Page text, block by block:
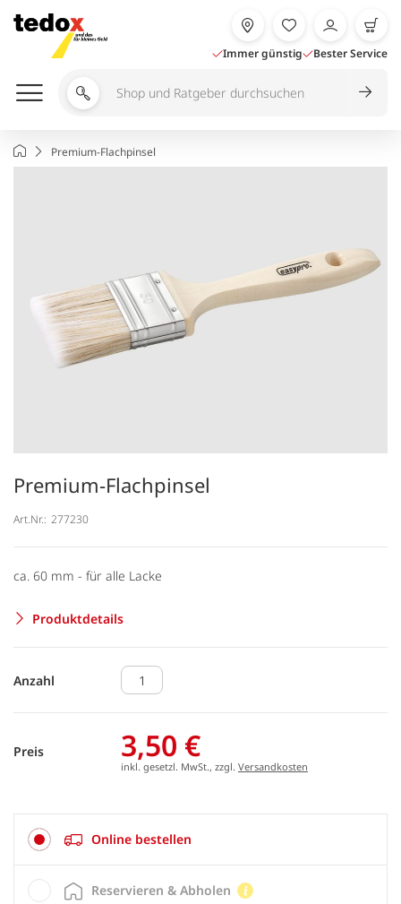
Inhalt
springen
Immer günstig Bester Service
Shop
durchsuchen
StartseitePremium-Flachpinsel
Premium-Flachpinsel
Art.Nr.: 277230
ca. 60 mm - für alle Lacke
Produktdetails
Anzahl
Preis 3,50 €
inkl. gesetzl. MwSt., zzgl. Versandkosten
Online bestellen
Reservieren & Abholen